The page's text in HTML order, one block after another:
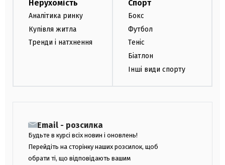
Нерухомість
Аналітика ринку
Купівля житла
Тренди і натхнення
Спорт
Бокс
Футбол
Теніс
Біатлон
Інші види спорту
Email - розсилка
Будьте в курсі всіх новин і оновлень!
Перейдіть на сторінку наших розсилок, щоб
обрати ті, що відповідають вашим